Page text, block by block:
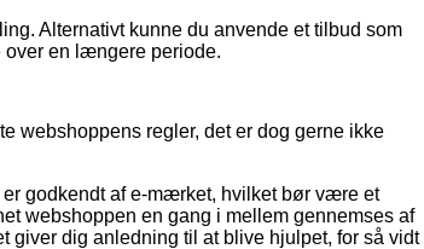
Alternativt kunne du anvende et tilbud som
over en længere periode.
webshoppens regler, det er dog gerne ikke
godkendt af e-mærket, hvilket bør være et
webshoppen en gang i mellem gennemses af
giver dig anledning til at blive hjulpet, for så vidt